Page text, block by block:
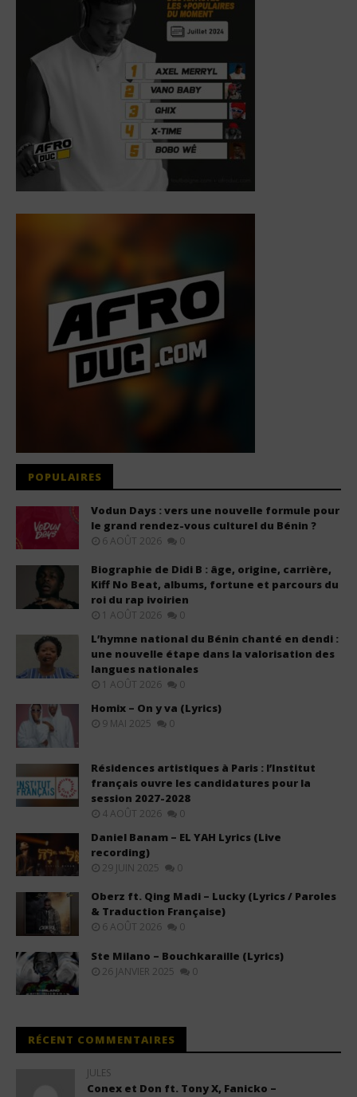
POPULAIRES
Vodun Days : vers une nouvelle formule pour
le grand rendez-vous culturel du Bénin ?
6 AOÛT 2026 0
Biographie de Didi B : âge, origine, carrière,
Kiff No Beat, albums, fortune et parcours du
roi du rap ivoirien
1 AOÛT 2026 0
L’hymne national du Bénin chanté en dendi :
une nouvelle étape dans la valorisation des
langues nationales
1 AOÛT 2026 0
Homix – On y va (Lyrics)
9 MAI 2025 0
Résidences artistiques à Paris : l’Institut
français ouvre les candidatures pour la
session 2027-2028
4 AOÛT 2026 0
Daniel Banam – EL YAH Lyrics (Live
recording)
29 JUIN 2025 0
Oberz ft. Qing Madi – Lucky (Lyrics / Paroles
& Traduction Française)
6 AOÛT 2026 0
Ste Milano – Bouchkaraille (Lyrics)
26 JANVIER 2025 0
RÉCENT COMMENTAIRES
JULES
Conex et Don ft. Tony X, Fanicko –